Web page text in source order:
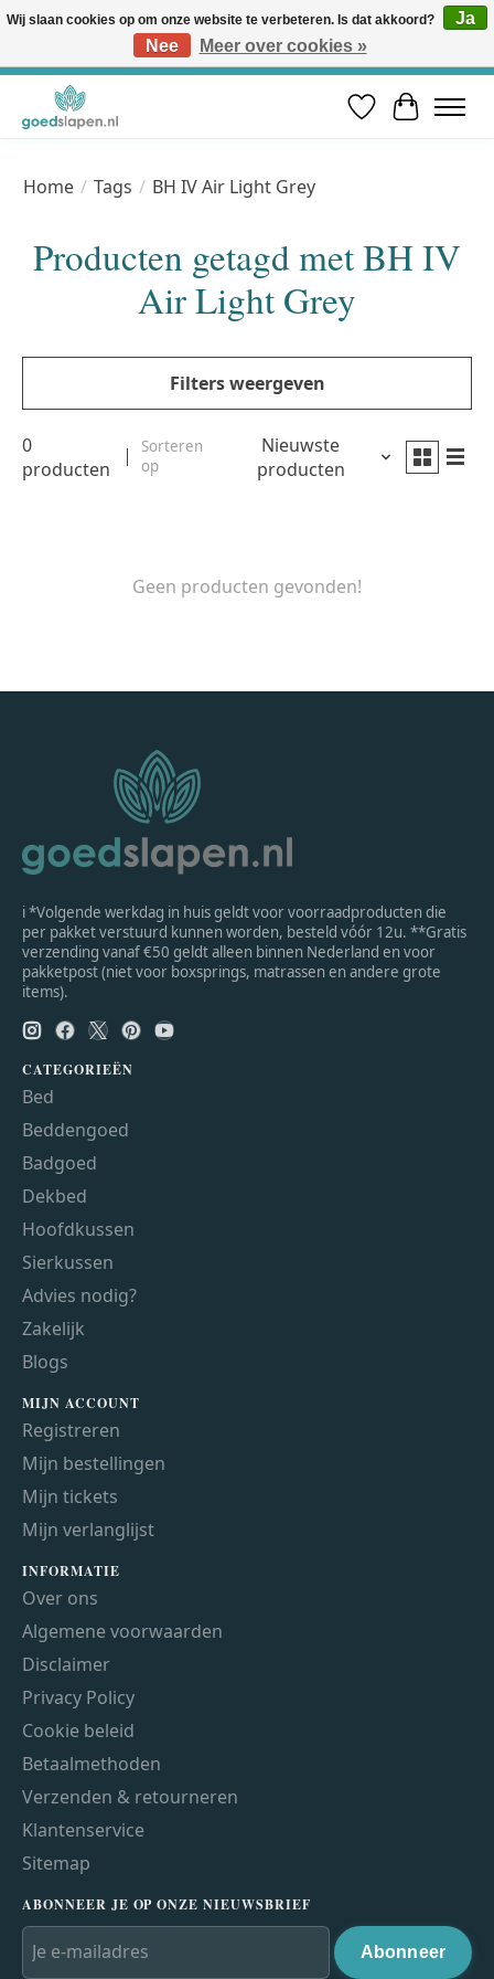
Vóór 12u besteld, volgende werkdag in huis* | Gratis verzending vanaf €50 | Professioneel slaapadvies
Verlanglijst
Home / Tags / BH IV Air Light Grey
Producten getagd met BH IV
Air Light Grey
Filters weergeven
0
producten
Sorteren
op
Nieuwste
producten
Geen producten gevonden!
ℹ *Volgende werkdag in huis geldt voor voorraadproducten die
per pakket verstuurd kunnen worden, besteld vóór 12u. **Gratis
verzending vanaf €50 geldt alleen binnen Nederland en voor
pakketpost (niet voor boxsprings, matrassen en andere grote
items).
CATEGORIEËN
Bed
Beddengoed
Badgoed
Dekbed
Hoofdkussen
Sierkussen
Advies nodig?
Zakelijk
Blogs
MIJN ACCOUNT
Registreren
Mijn bestellingen
Mijn tickets
Mijn verlanglijst
INFORMATIE
Over ons
Algemene voorwaarden
Disclaimer
Privacy Policy
Cookie beleid
Betaalmethoden
Verzenden & retourneren
Klantenservice
Sitemap
ABONNEER JE OP ONZE NIEUWSBRIEF
Abonneer
Wij slaan cookies op om onze website te verbeteren. Is dat akkoord?
Ja
Nee
Meer over cookies »